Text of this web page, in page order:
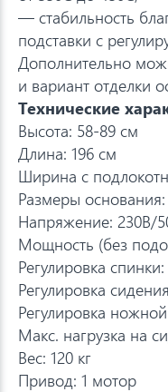
— стабильность
подставки с
Дополнительно
и вариант отделки
Технические
Высота: 58-89 см
Длина: 196 см
Ширина с
Размеры
Напряжение: 230В/
Мощность (без
Регулировка
Регулировка
Регулировка
Макс. нагрузка на
Вес: 120 кг
Привод: 1 мотор